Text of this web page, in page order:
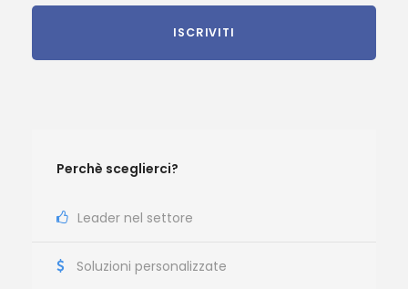
Perchè sceglierci?
Leader nel settore
Soluzioni personalizzate